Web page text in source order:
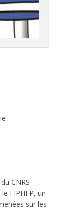
CNRS
FIPHFP, un
sur les